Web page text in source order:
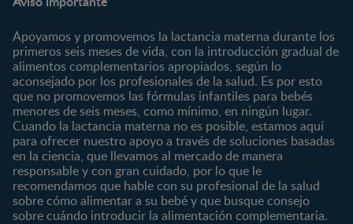
¿Quiénes somos?
Marcas y productos
Nuestros Productos
Nuestras Marcas
Preconcepción
Embarazo
Posparto
0 a 4 meses
4 a 6 meses
6 a 8 meses
8 a 12 meses
12 a 24 meses
Desde 2 años
Preescolar
Escolar
Nutrición
Salud
Maternidad
Paternidad
Vida en familia
Apoyamos y promovemos la lactancia materna durante los
primeros seis meses de vida, con la introducción gradual de
alimentos complementarios apropiados, según lo
aconsejado por los profesionales de la salud. Es por esto
que no promovemos las fórmulas infantiles para bebés
menores de seis meses, como mínimo, en ningún lugar.
Cuando la lactancia materna no es posible, estamos aquí
para ofrecer nuestro apoyo a través de soluciones basadas
en la ciencia, que llevamos al mercado de manera
responsable y con gran cuidado, por lo que le
recomendamos que hable con su profesional de la salud
sobre cómo alimentar a su bebé y que busque consejo
sobre cuándo introducir la alimentación complementaria.